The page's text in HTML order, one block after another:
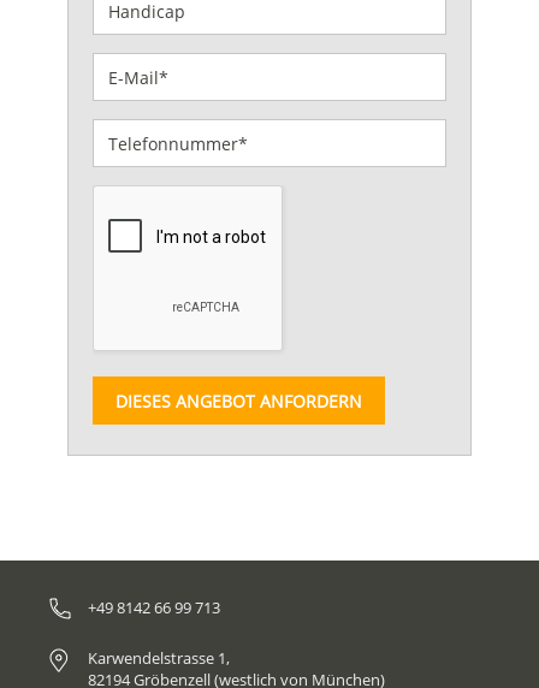
DIESES ANGEBOT ANFORDERN
+49 8142 66 99 713
Karwendelstrasse 1,
82194 Gröbenzell (westlich von München)